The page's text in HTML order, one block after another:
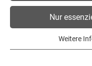
Nur
Weitere